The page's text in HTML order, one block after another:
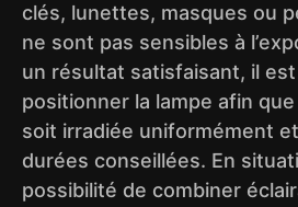
clés, lunettes, masques ou
ne sont pas sensibles à
un résultat satisfaisant, il
positionner la lampe afin
soit irradiée uniformément
durées conseillées. En
possibilité de combiner